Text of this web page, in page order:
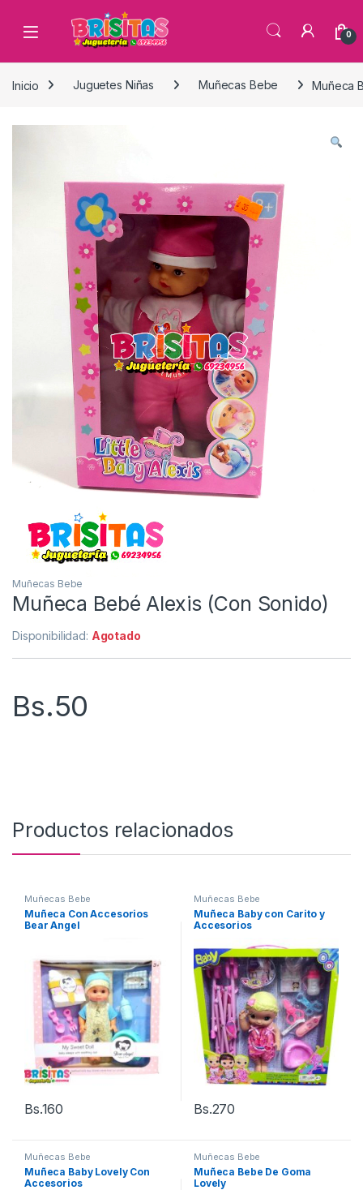
0
Inicio Juguetes Niñas Muñecas Bebe Muñeca
Muñecas Bebe
Muñeca Bebé Alexis (Con Sonido)
Disponibilidad: Agotado
Bs.50
Productos relacionados
Muñecas Bebe
Muñeca Con Accesorios
Bear Angel
Bs.160
Muñecas Bebe
Muñeca Baby con Carito y
Accesorios
Bs.270
Muñecas Bebe
Muñeca Baby Lovely Con
Accesorios
Muñecas Bebe
Muñeca Bebe De Goma
Lovely